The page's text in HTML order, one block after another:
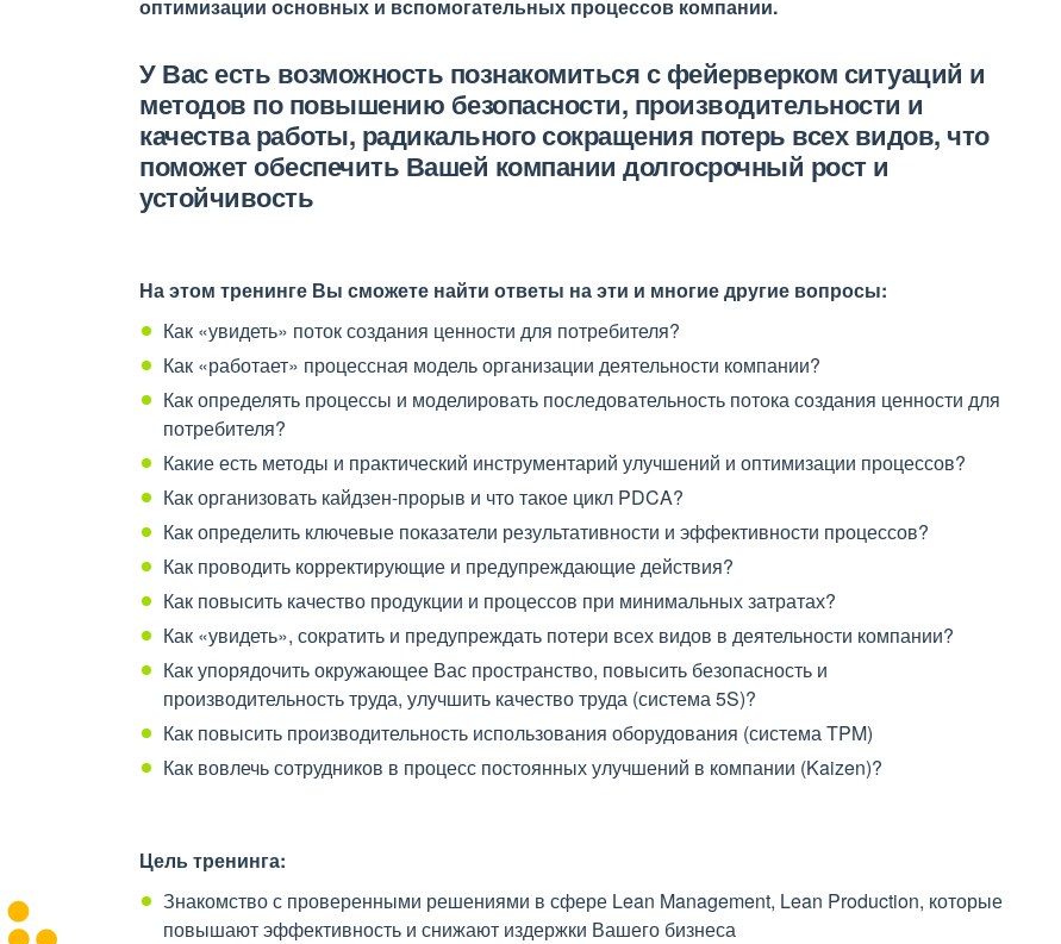
оптимизации основных и вспомогательных процессов компании.
У Вас есть возможность познакомиться с фейерверком ситуаций и
методов по повышению безопасности, производительности и
качества работы, радикального сокращения потерь всех видов, что
поможет обеспечить Вашей компании долгосрочный рост и
устойчивость
На этом тренинге Вы сможете найти ответы на эти и многие другие вопросы:
Как «увидеть» поток создания ценности для потребителя?
Как «работает» процессная модель организации деятельности компании?
Как определять процессы и моделировать последовательность потока создания ценности для
потребителя?
Какие есть методы и практический инструментарий улучшений и оптимизации процессов?
Как организовать кайдзен-прорыв и что такое цикл PDCA?
Как определить ключевые показатели результативности и эффективности процессов?
Как проводить корректирующие и предупреждающие действия?
Как повысить качество продукции и процессов при минимальных затратах?
Как «увидеть», сократить и предупреждать потери всех видов в деятельности компании?
Как упорядочить окружающее Вас пространство, повысить безопасность и
производительность труда, улучшить качество труда (система 5S)?
Как повысить производительность использования оборудования (система TPM)
Как вовлечь сотрудников в процесс постоянных улучшений в компании (Kaizen)?
Цель тренинга:
Знакомство с проверенными решениями в сфере Lean Management, Lean Production, которые
повышают эффективность и снижают издержки Вашего бизнеса